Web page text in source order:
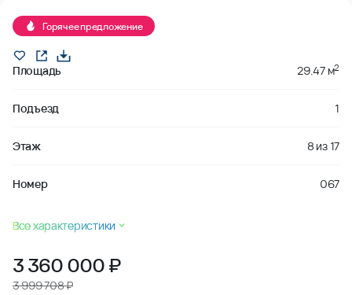
Горячее предложение
Площадь 29.47 м2
Подъезд 1
Этаж 8 из17
Номер 067
Все характеристики
3 360 000₽
3 999 708 ₽